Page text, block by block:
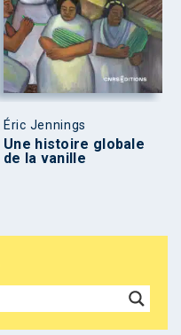
Éric Jennings
Une histoire globale
de la vanille